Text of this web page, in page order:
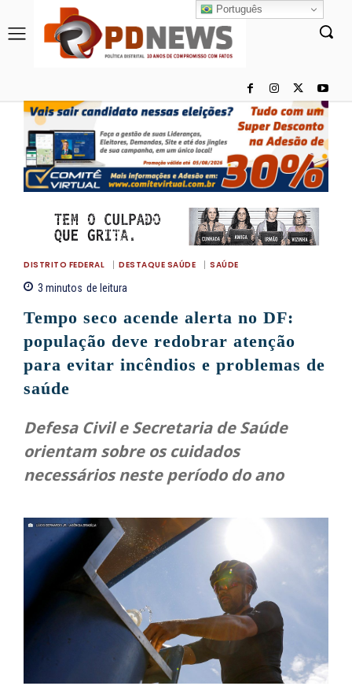
DISTRITO FEDERAL DESTAQUE SAÚDE SAÚDE
3 minutos de leitura
Tempo seco acende alerta no DF:
população deve redobrar atenção
para evitar incêndios e problemas de
saúde
Defesa Civil e Secretaria de Saúde
orientam sobre os cuidados
necessários neste período do ano
Português